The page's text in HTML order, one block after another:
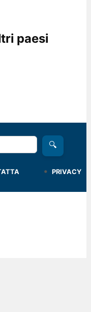
paesi
🔍
PRIVACY